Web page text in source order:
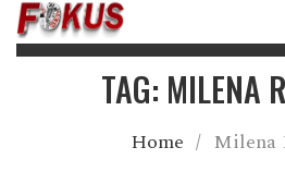
TAG: MILENA
Home / Milena